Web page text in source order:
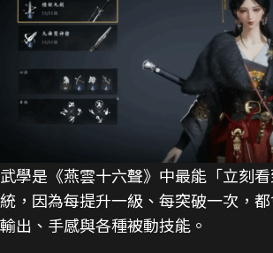
武學是《燕雲十六聲》中最能「立刻
統，因為每提升一級、每突破一次，
輸出、手感與各種被動技能。